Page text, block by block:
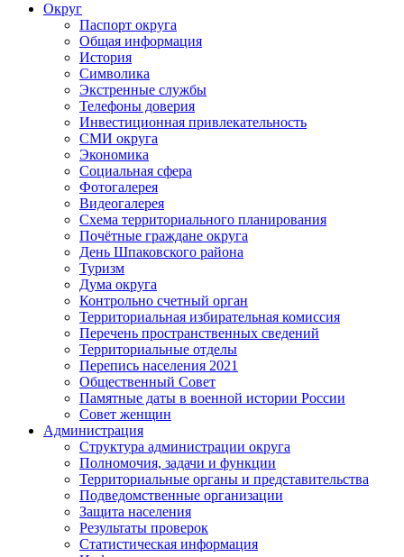
Округ
Паспорт округа
Общая информация
История
Символика
Экстренные службы
Телефоны доверия
Инвестиционная привлекательность
СМИ округа
Экономика
Социальная сфера
Фотогалерея
Видеогалерея
Схема территориального планирования
Почётные граждане округа
День Шпаковского района
Туризм
Дума округа
Контрольно счетный орган
Территориальная избирательная комиссия
Перечень пространственных сведений
Территориальные отделы
Перепись населения 2021
Общественный Совет
Памятные даты в военной истории России
Совет женщин
Администрация
Структура администрации округа
Полномочия, задачи и функции
Территориальные органы и представительства
Подведомственные организации
Защита населения
Результаты проверок
Статистическая информация